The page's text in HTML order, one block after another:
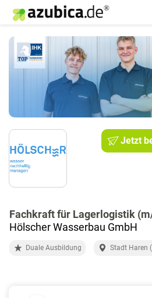
Jetzt
Fachkraft für Lagerlogistik
Hölscher Wasserbau GmbH
Duale Ausbildung Stadt Haren